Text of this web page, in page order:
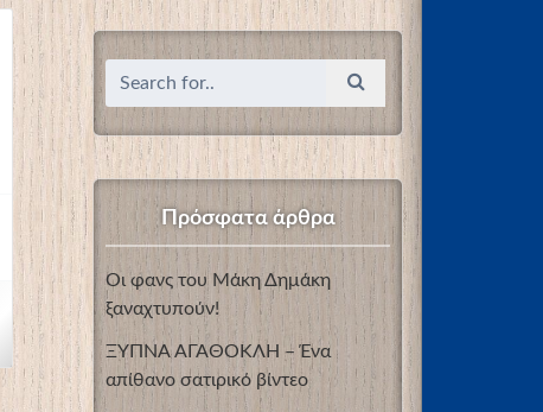
Πρόσφατα άρθρα
Οι φανς του Μάκη Δημάκη
ξαναχτυπούν!
ΞΥΠΝΑ ΑΓΑΘΟΚΛΗ – Ένα
απίθανο σατιρικό βίντεο